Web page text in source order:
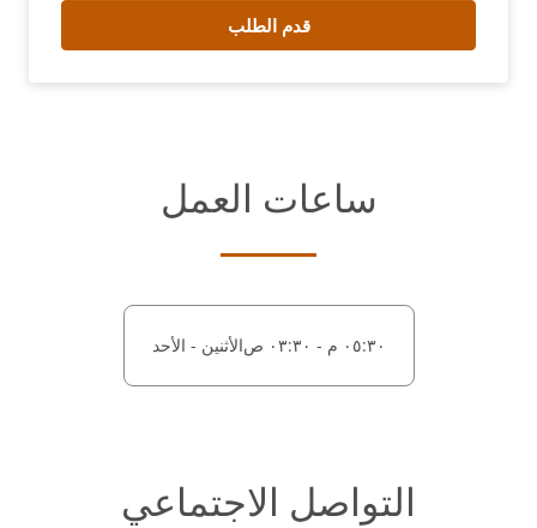
قدم الطلب
ساعات العمل
الأثنين - الأحد ٠٥:٣٠ م - ٠٣:٣٠ ص
التواصل الاجتماعي